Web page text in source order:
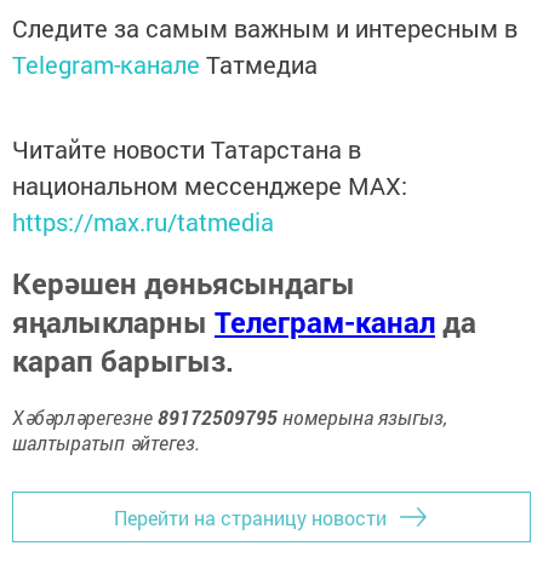
Следите за самым важным и интересным в
Telegram-канале Татмедиа
Читайте новости Татарстана в
национальном мессенджере MАХ:
https://max.ru/tatmedia
Керәшен дөньясындагы
яңалыкларны Телеграм-каналда
карап барыгыз.
Хәбәрләрегезне89172509795номерына языгыз,
шалтыратып әйтегез.
Перейти на страницу новости